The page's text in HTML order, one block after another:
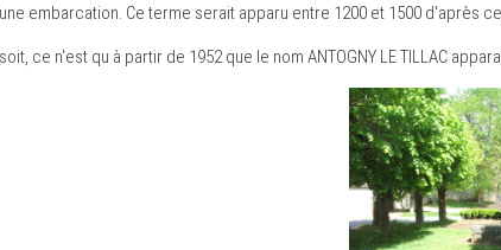
embarcation. Ce terme serait apparu entre 1200 et 1500 d'après
ce n'est qu à partir de 1952 que le nom ANTOGNY LE TILLAC